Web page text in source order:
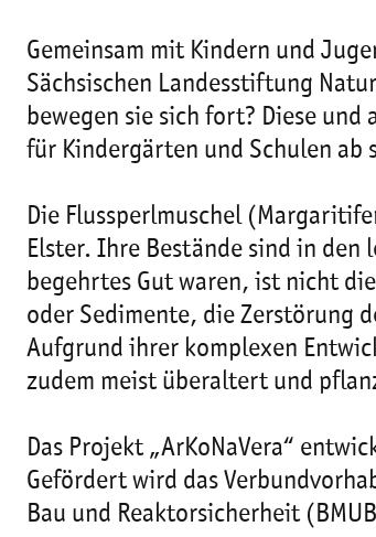
Gemeinsam mit Kindern und
Sächsischen Landesstiftung
bewegen sie sich fort? Diese
für Kindergärten und Schulen ab
Die Flussperlmuschel
Elster. Ihre Bestände sind in
begehrtes Gut waren, ist nicht
oder Sedimente, die Zerstörung
Aufgrund ihrer komplexen
zudem meist überaltert und
Das Projekt „ArKoNaVera“
Gefördert wird das
Bau und Reaktorsicherheit